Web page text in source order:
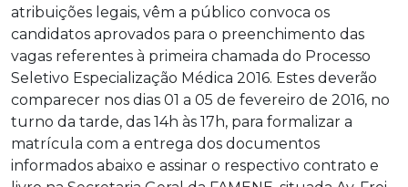
atribuições legais, vêm a público convoca os
candidatos aprovados para o preenchimento das
vagas referentes à primeira chamada do Processo
Seletivo Especialização Médica 2016. Estes deverão
comparecer nos dias 01 a 05 de fevereiro de 2016, no
turno da tarde, das 14h às 17h, para formalizar a
matrícula com a entrega dos documentos
informados abaixo e assinar o respectivo contrato e